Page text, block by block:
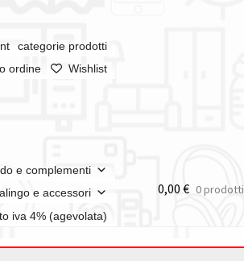
categorie prodotti
ordine Wishlist
e complementi
e accessori
iva 4% (agevolata)
0,00 € 0 prodotti